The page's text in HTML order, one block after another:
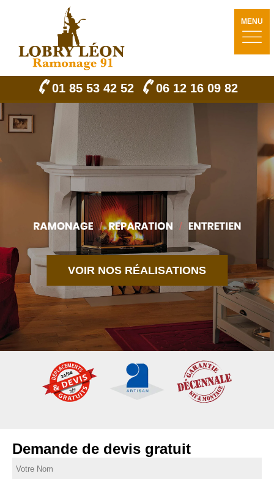
MENU
01 85 53 42 52 06 12 16 09 82
VOIR NOS RÉALISATIONS
Demande de devis gratuit